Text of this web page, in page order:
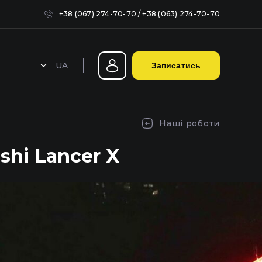
+38 (067) 274-70-70 / +38 (063) 274-70-70
UA Записатись
Наші роботи
Lancer X